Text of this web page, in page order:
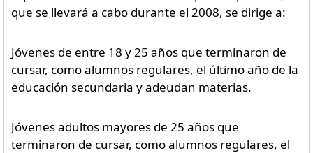
que se llevará a cabo durante el 2008, se dirige a:
Jóvenes de entre 18 y 25 años que terminaron de
cursar, como alumnos regulares, el último año de la
educación secundaria y adeudan materias.
Jóvenes adultos mayores de 25 años que
terminaron de cursar, como alumnos regulares, el